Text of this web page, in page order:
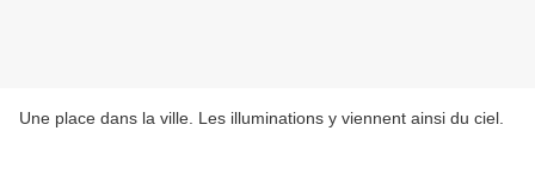
Une place dans la ville. Les illuminations y viennent ainsi du ciel.